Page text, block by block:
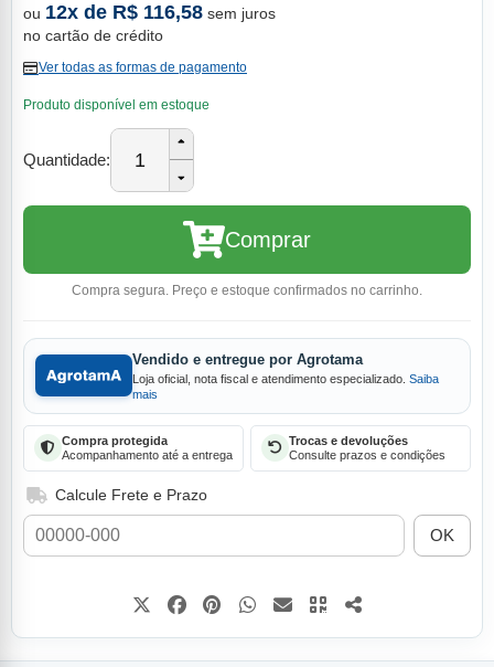
ou 12x de R$ 116,58 sem juros
no cartão de crédito
Ver todas as formas de pagamento
Produto disponível em estoque
Quantidade: 1
Comprar
Compra segura. Preço e estoque confirmados no carrinho.
Vendido e entregue por Agrotama
Loja oficial, nota fiscal e atendimento especializado. Saiba
mais
Compra protegida
Acompanhamento até a entrega
Trocas e devoluções
Consulte prazos e condições
Calcule Frete e Prazo
OK